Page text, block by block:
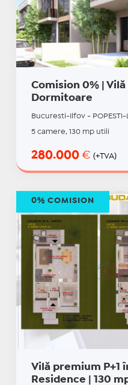
Comision 0% |
Dormitoare
Bucuresti-Ilfov - POPESTI-
5 camere, 130 mp utili
280.000 € (+TVA)
Vilă premium P+1
Residence | 130
0% COMISION